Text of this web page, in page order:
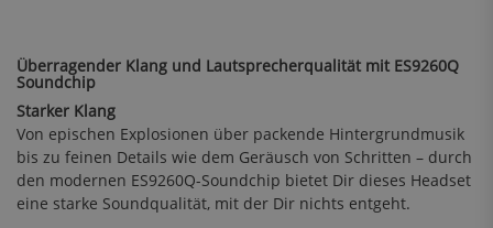
Überragender Klang und Lautsprecherqualität mit ES9260Q
Soundchip
Starker Klang
Von epischen Explosionen über packende Hintergrundmusik
bis zu feinen Details wie dem Geräusch von Schritten – durch
den modernen ES9260Q-Soundchip bietet Dir dieses Headset
eine starke Soundqualität, mit der Dir nichts entgeht.